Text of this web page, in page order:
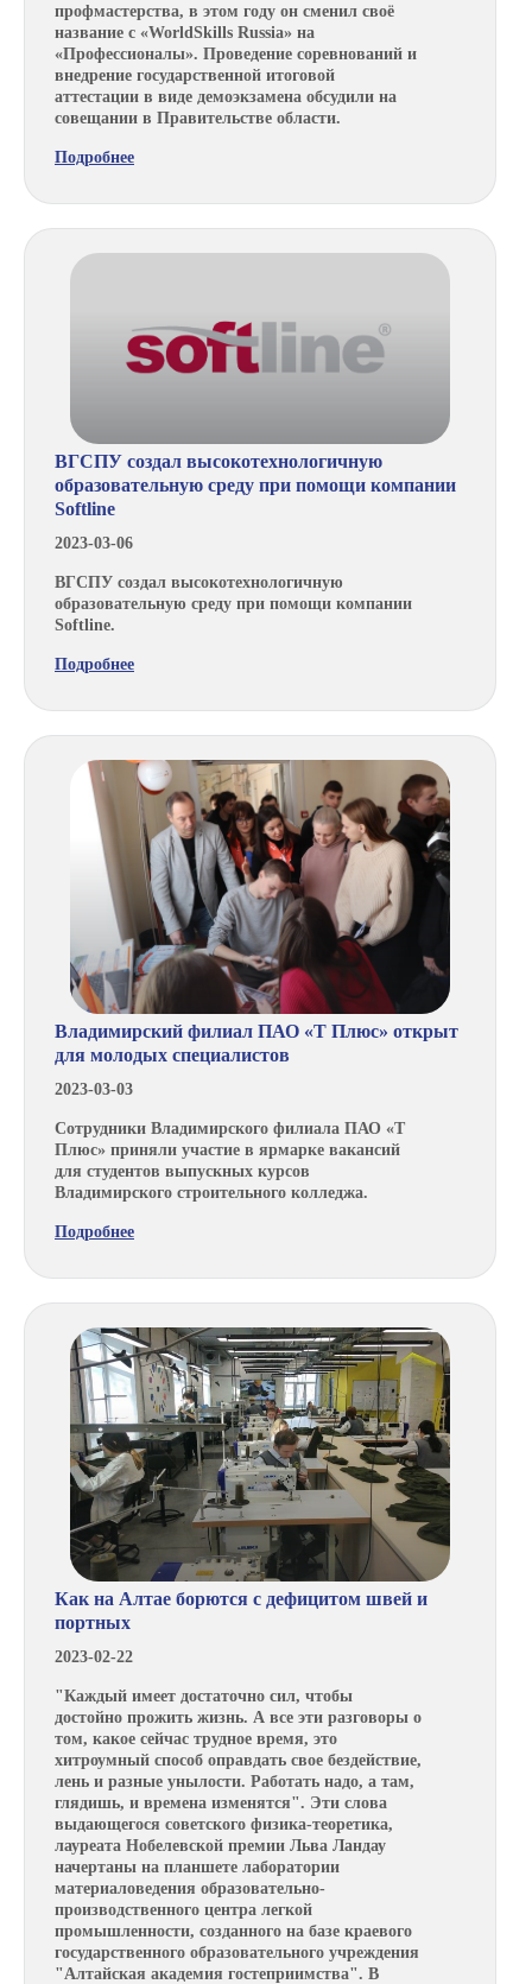
профмастерства, в этом году он сменил своё
название с «WorldSkills Russia» на
«Профессионалы». Проведение соревнований и
внедрение государственной итоговой
аттестации в виде демоэкзамена обсудили на
совещании в Правительстве области.
Подробнее
ВГСПУ создал высокотехнологичную
образовательную среду при помощи компании
Softline
2023-03-06
ВГСПУ создал высокотехнологичную
образовательную среду при помощи компании
Softline.
Подробнее
Владимирский филиал ПАО «Т Плюс» открыт
для молодых специалистов
2023-03-03
Сотрудники Владимирского филиала ПАО «Т
Плюс» приняли участие в ярмарке вакансий
для студентов выпускных курсов
Владимирского строительного колледжа.
Подробнее
Как на Алтае борются с дефицитом швей и
портных
2023-02-22
"Каждый имеет достаточно сил, чтобы
достойно прожить жизнь. А все эти разговоры о
том, какое сейчас трудное время, это
хитроумный способ оправдать свое бездействие,
лень и разные унылости. Работать надо, а там,
глядишь, и времена изменятся". Эти слова
выдающегося советского физика-теоретика,
лауреата Нобелевской премии Льва Ландау
начертаны на планшете лаборатории
материаловедения образовательно-
производственного центра легкой
промышленности, созданного на базе краевого
государственного образовательного учреждения
"Алтайская академия гостеприимства". В